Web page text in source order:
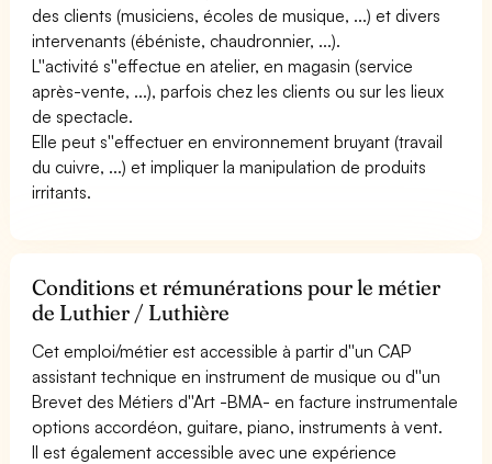
des clients (musiciens, écoles de musique, ...) et divers
intervenants (ébéniste, chaudronnier, ...).
L''activité s''effectue en atelier, en magasin (service
après-vente, ...), parfois chez les clients ou sur les lieux
de spectacle.
Elle peut s''effectuer en environnement bruyant (travail
du cuivre, ...) et impliquer la manipulation de produits
irritants.
Conditions et rémunérations pour le métier
de Luthier / Luthière
Cet emploi/métier est accessible à partir d''un CAP
assistant technique en instrument de musique ou d''un
Brevet des Métiers d''Art -BMA- en facture instrumentale
options accordéon, guitare, piano, instruments à vent.
Il est également accessible avec une expérience